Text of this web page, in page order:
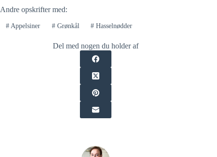
Andre opskrifter med:
#Appelsiner #Grønkål # Hasselnødder
Del med nogen du holder af